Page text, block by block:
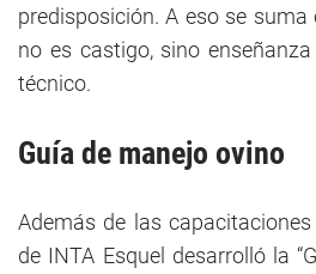
predisposición. A eso se
no es castigo, sino enseñanza
técnico.
Guía de manejo ovino
Además de las
de INTA Esquel desarrolló la